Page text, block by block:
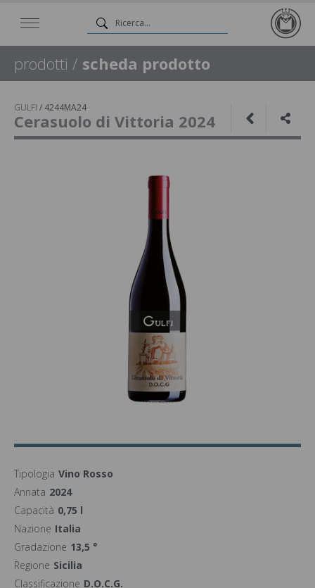
prodotti / scheda prodotto
GULFI / 4244MA24
Cerasuolo di Vittoria 2024
Tipologia Vino Rosso
Annata 2024
Capacità 0,75 l
Nazione Italia
Gradazione 13,5 °
Regione Sicilia
Classificazione D.O.C.G.